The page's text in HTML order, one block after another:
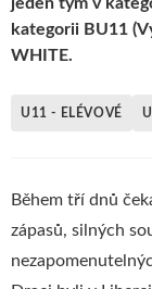
kategorii BU11
WHITE.
U11 - ELÉVOVÉ
Během tří dnů
zápasů, silných